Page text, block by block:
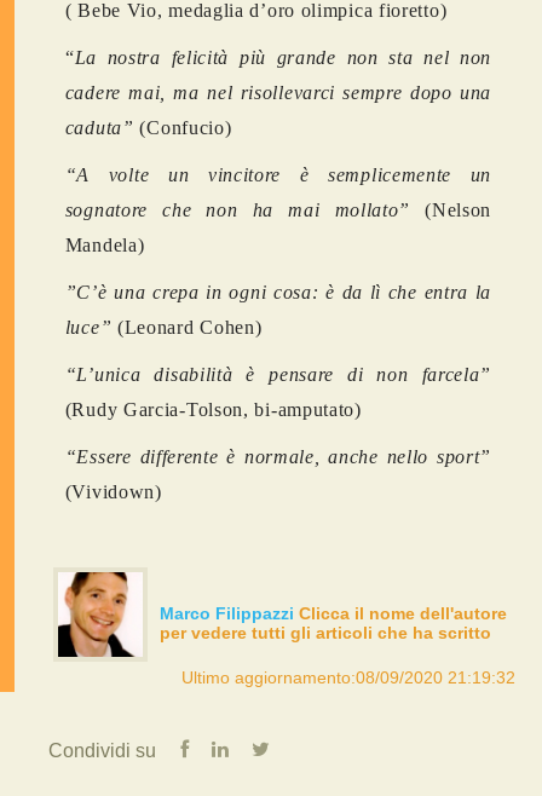
( Bebe Vio, medaglia d’oro olimpica fioretto)
“La nostra felicità più grande non sta nel non
cadere mai, ma nel risollevarci sempre dopo una
caduta” (Confucio)
“A volte un vincitore è semplicemente un
sognatore che non ha mai mollato”
(Nelson
Mandela)
”C’è una crepa in ogni cosa: è da lì che entra la
luce” (Leonard Cohen)
“L’unica disabilità è pensare di non farcela”
(Rudy Garcia-Tolson, bi-amputato)
“Essere differente è normale, anche nello sport”
(Vividown)
Marco Filippazzi Clicca il nome dell'autore
per vedere tutti gli articoli che ha scritto
Ultimo aggiornamento:08/09/2020 21:19:32
Condividi su